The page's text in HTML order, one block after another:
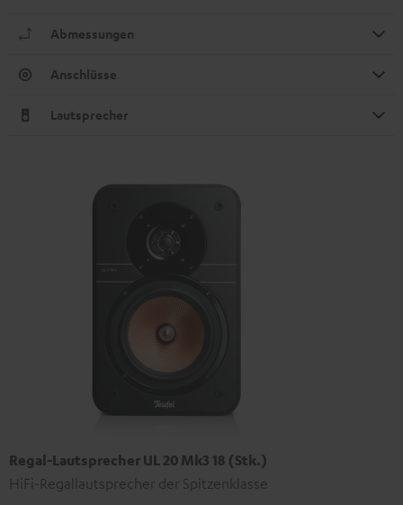
Abmessungen
Anschlüsse
Lautsprecher
Regal-Lautsprecher UL 20 Mk3 18 (Stk.)
HiFi-Regallautsprecher der Spitzenklasse